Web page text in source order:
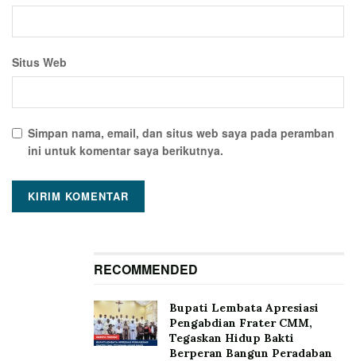
Situs Web
Simpan nama, email, dan situs web saya pada peramban
ini untuk komentar saya berikutnya.
RECOMMENDED
Bupati Lembata Apresiasi
Pengabdian Frater CMM,
Tegaskan Hidup Bakti
Berperan Bangun Peradaban